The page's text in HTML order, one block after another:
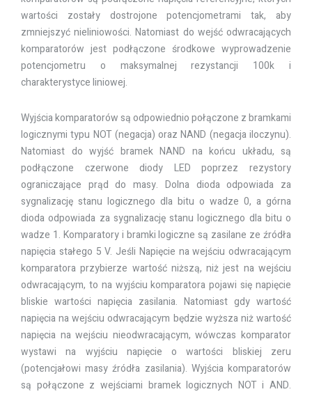
wartości zostały dostrojone potencjometrami tak, aby
zmniejszyć nieliniowości. Natomiast do wejść odwracających
komparatorów jest podłączone środkowe wyprowadzenie
potencjometru o maksymalnej rezystancji 100k i
charakterystyce liniowej.
Wyjścia komparatorów są odpowiednio połączone z bramkami
logicznymi typu NOT (negacja) oraz NAND (negacja iloczynu).
Natomiast do wyjść bramek NAND na końcu układu, są
podłączone czerwone diody LED poprzez rezystory
ograniczające prąd do masy. Dolna dioda odpowiada za
sygnalizację stanu logicznego dla bitu o wadze 0, a górna
dioda odpowiada za sygnalizację stanu logicznego dla bitu o
wadze 1. Komparatory i bramki logiczne są zasilane ze źródła
napięcia stałego 5 V. Jeśli Napięcie na wejściu odwracającym
komparatora przybierze wartość niższą, niż jest na wejściu
odwracającym, to na wyjściu komparatora pojawi się napięcie
bliskie wartości napięcia zasilania. Natomiast gdy wartość
napięcia na wejściu odwracającym będzie wyższa niż wartość
napięcia na wejściu nieodwracającym, wówczas komparator
wystawi na wyjściu napięcie o wartości bliskiej zeru
(potencjałowi masy źródła zasilania). Wyjścia komparatorów
są połączone z wejściami bramek logicznych NOT i AND.